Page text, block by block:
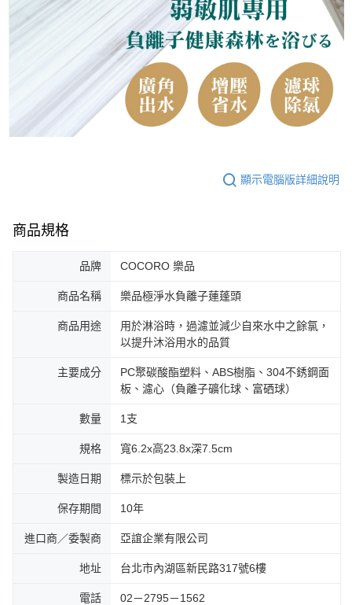
顯示電腦版詳細說明
商品規格
品牌 COCORO 樂品
商品名稱 樂品極淨水負離子蓮蓬頭
商品用途
用於淋浴時，過濾並減少自來水中之餘氯，
以提升沐浴用水的品質
主要成分
PC聚碳酸酯塑料、ABS樹脂、304不銹鋼面
板、濾心（負離子礦化球、富硒球）
數量 1支
規格 寬6.2x高23.8x深7.5cm
製造日期 標示於包裝上
保存期間 10年
進口商／委製商 亞誼企業有限公司
地址 台北市內湖區新民路317號6樓
電話 02－2795－1562